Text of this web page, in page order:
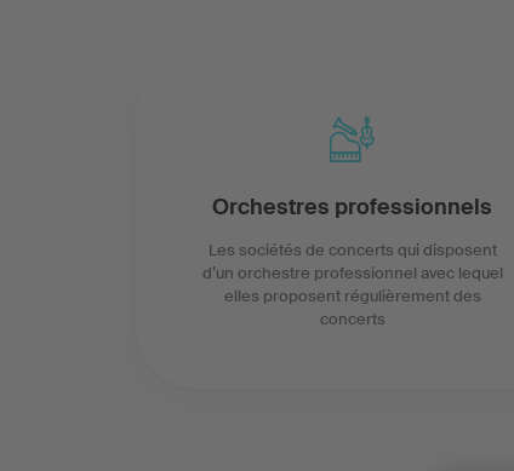
Orchestres professionnels
Les sociétés de concerts qui disposent
d’un orchestre professionnel avec lequel
elles proposent régulièrement des
concerts